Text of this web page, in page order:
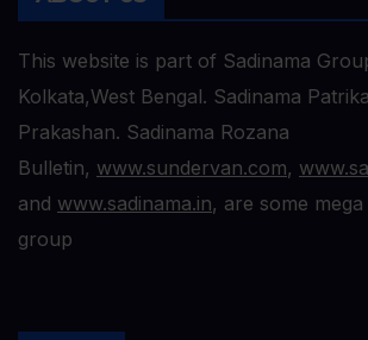
This website is part of Sadinama
Kolkata,West Bengal. Sadinama
Prakashan. Sadinama Rozana
Bulletin, www.sundervan.com,
and www.sadinama.in, are some
group